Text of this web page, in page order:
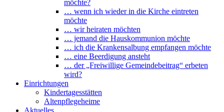
möchte?
… wenn ich wieder in die Kirche eintreten
möchte
… wir heiraten möchten
… jemand die Hauskommunion möchte
… ich die Krankensalbung empfangen möchte
… eine Beerdigung ansteht
… der „Freiwillige Gemeindebeitrag“ erbeten
wird?
Einrichtungen
Kindertagesstätten
Altenpflegeheime
Aktuelles